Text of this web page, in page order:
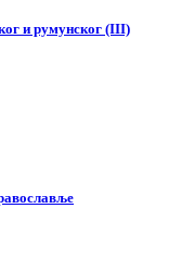
и румунског (III)